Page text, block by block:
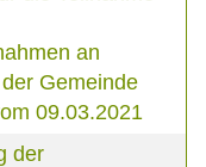
an
Gemeinde
09.03.2021
der